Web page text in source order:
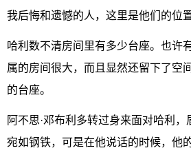
我后悔和遗憾的人，这里是他们的位
哈利数不清房间里有多少台座。也许
属的房间很大，而且显然还留下了空
的台座。
阿不思·邓布利多转过身来面对哈利
宛如钢铁，可是在他说话的时候，他